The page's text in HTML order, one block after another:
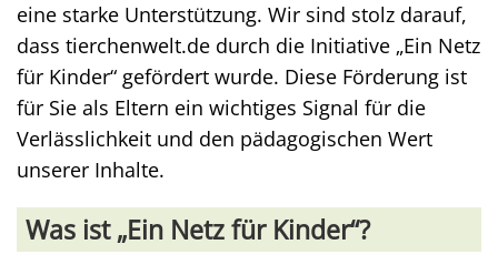
eine starke Unterstützung. Wir sind stolz darauf,
dass tierchenwelt.de durch die Initiative „Ein Netz
für Kinder“ gefördert wurde. Diese Förderung ist
für Sie als Eltern ein wichtiges Signal für die
Verlässlichkeit und den pädagogischen Wert
unserer Inhalte.
Was ist „Ein Netz für Kinder“?